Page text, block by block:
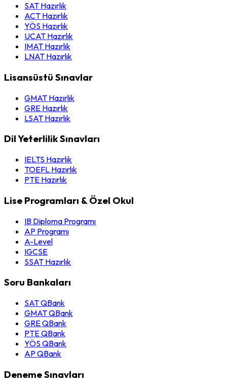
SAT Hazırlık
ACT Hazırlık
YÖS Hazırlık
UCAT Hazırlık
IMAT Hazırlık
LNAT Hazırlık
Lisansüstü Sınavlar
GMAT Hazırlık
GRE Hazırlık
LSAT Hazırlık
Dil Yeterlilik Sınavları
IELTS Hazırlık
TOEFL Hazırlık
PTE Hazırlık
Lise Programları & Özel Okul
IB Diploma Programı
AP Programı
A-Level
IGCSE
SSAT Hazırlık
Soru Bankaları
SAT QBank
GMAT QBank
GRE QBank
PTE QBank
YÖS QBank
AP QBank
Deneme Sınavları